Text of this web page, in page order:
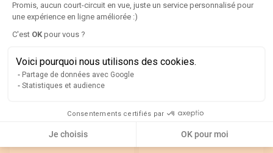
Promis, aucun court-circuit en vue, juste un service personnalisé pour
une expérience en ligne améliorée :)
C'est OK pour vous ?
Voici pourquoi nous utilisons des cookies.
Partage de données avec Google
Statistiques et audience
Consentements certifiés par
Je choisis OK pour moi
En stock
expédié sous 24/48h
En stock